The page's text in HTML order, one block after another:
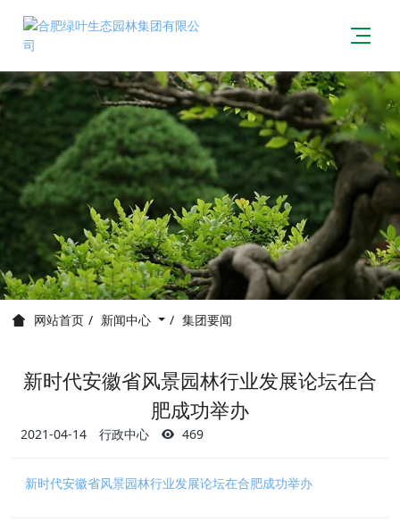
网站首页 新闻中心 集团要闻
新时代安徽省风景园林行业发展论坛在合
肥成功举办
2021-04-14 行政中心 469
新时代安徽省风景园林行业发展论坛在合肥成功举办